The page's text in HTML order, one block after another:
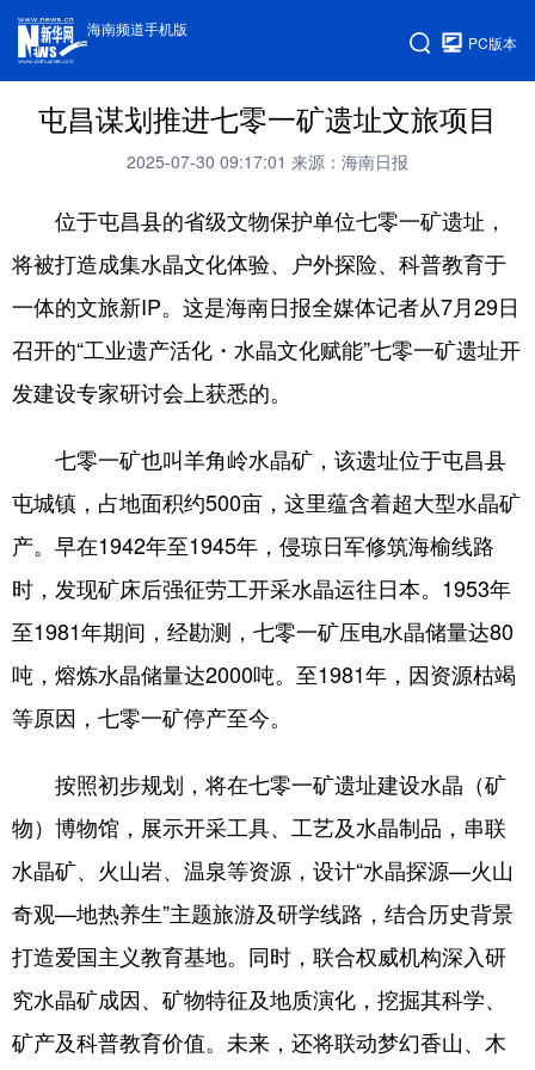
海南频道手机版
PC版本
屯昌谋划推进七零一矿遗址文旅项目
2025-07-30 09:17:01 来源：海南日报
位于屯昌县的省级文物保护单位七零一矿遗址，
将被打造成集水晶文化体验、户外探险、科普教育于
一体的文旅新IP。这是海南日报全媒体记者从7月29日
召开的“工业遗产活化・水晶文化赋能”七零一矿遗址开
发建设专家研讨会上获悉的。
七零一矿也叫羊角岭水晶矿，该遗址位于屯昌县
屯城镇，占地面积约500亩，这里蕴含着超大型水晶矿
产。早在1942年至1945年，侵琼日军修筑海榆线路
时，发现矿床后强征劳工开采水晶运往日本。1953年
至1981年期间，经勘测，七零一矿压电水晶储量达80
吨，熔炼水晶储量达2000吨。至1981年，因资源枯竭
等原因，七零一矿停产至今。
按照初步规划，将在七零一矿遗址建设水晶（矿
物）博物馆，展示开采工具、工艺及水晶制品，串联
水晶矿、火山岩、温泉等资源，设计“水晶探源—火山
奇观—地热养生”主题旅游及研学线路，结合历史背景
打造爱国主义教育基地。同时，联合权威机构深入研
究水晶矿成因、矿物特征及地质演化，挖掘其科学、
矿产及科普教育价值。未来，还将联动梦幻香山、木